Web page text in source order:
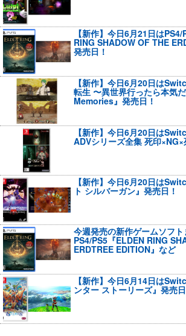
【新作】今日6月21日は
RING SHADOW OF THE
発売日！
【新作】今日6月20日は
転生 〜異世界行ったら本気
Memories』発売日！
【新作】今日6月20日は
ADVシリーズ全集 死印×NG×
【新作】今日6月20日は
ト シルバーガン』発売日！
今週発売の新作ゲームソフ
PS4/PS5『ELDEN RING
ERDTREE EDITION』など
【新作】今日6月14日は
ンター ストーリーズ』発売日